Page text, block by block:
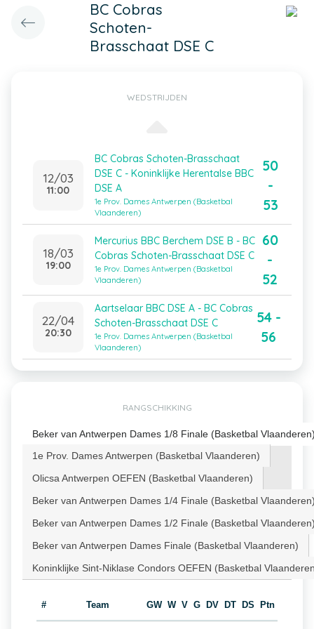
BC Cobras
Schoten-
Brasschaat DSE C
WEDSTRIJDEN
12/03
11:00
BC Cobras Schoten-Brasschaat
DSE C - Koninklijke Herentalse BBC
DSE A
1e Prov. Dames Antwerpen (Basketbal
Vlaanderen)
50
-
53
18/03
19:00
Mercurius BBC Berchem DSE B - BC
Cobras Schoten-Brasschaat DSE C
1e Prov. Dames Antwerpen (Basketbal
Vlaanderen)
60
-
52
22/04
20:30
Aartselaar BBC DSE A - BC Cobras
Schoten-Brasschaat DSE C
1e Prov. Dames Antwerpen (Basketbal
Vlaanderen)
54 -
56
RANGSCHIKKING
Beker van Antwerpen Dames 1/8 Finale (Basketbal
1e Prov. Dames Antwerpen (Basketbal Vlaanderen)
Olicsa Antwerpen OEFEN (Basketbal Vlaanderen)
Beker van Antwerpen Dames 1/4 Finale (Basketbal
Beker van Antwerpen Dames 1/2 Finale (Basketbal
Beker van Antwerpen Dames Finale (Basketbal Vlaanderen)
Koninklijke Sint-Niklase Condors OEFEN (Basketbal
# Team GW W V G DV DT DS Ptn